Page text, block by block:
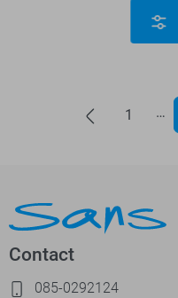
1
Contact
085-0292124